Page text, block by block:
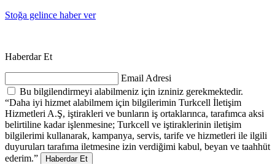
Stoğa gelince haber ver
Haberdar Et
Email Adresi
Bu bilgilendirmeyi alabilmeniz için izniniz gerekmektedir.
“Daha iyi hizmet alabilmem için bilgilerimin Turkcell İletişim
Hizmetleri A.Ş, iştirakleri ve bunların iş ortaklarınca, tarafımca aksi
belirtiline kadar işlenmesine; Turkcell ve iştiraklerinin iletişim
bilgilerimi kullanarak, kampanya, servis, tarife ve hizmetleri ile ilgili
duyuruları tarafıma iletmesine izin verdiğimi kabul, beyan ve taahhüt
ederim.”
Haberdar Et